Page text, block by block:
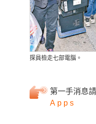
探員檢走七部電腦。
第一手消息
Apps